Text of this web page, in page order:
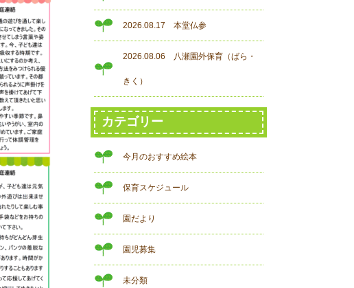
2026.08.17 本堂仏参
2026.08.06 八瀬園外保育（ばら・
きく）
カテゴリー
今月のおすすめ絵本
保育スケジュール
園だより
園児募集
未分類